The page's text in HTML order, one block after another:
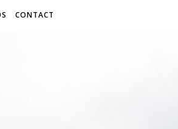
CONTACT